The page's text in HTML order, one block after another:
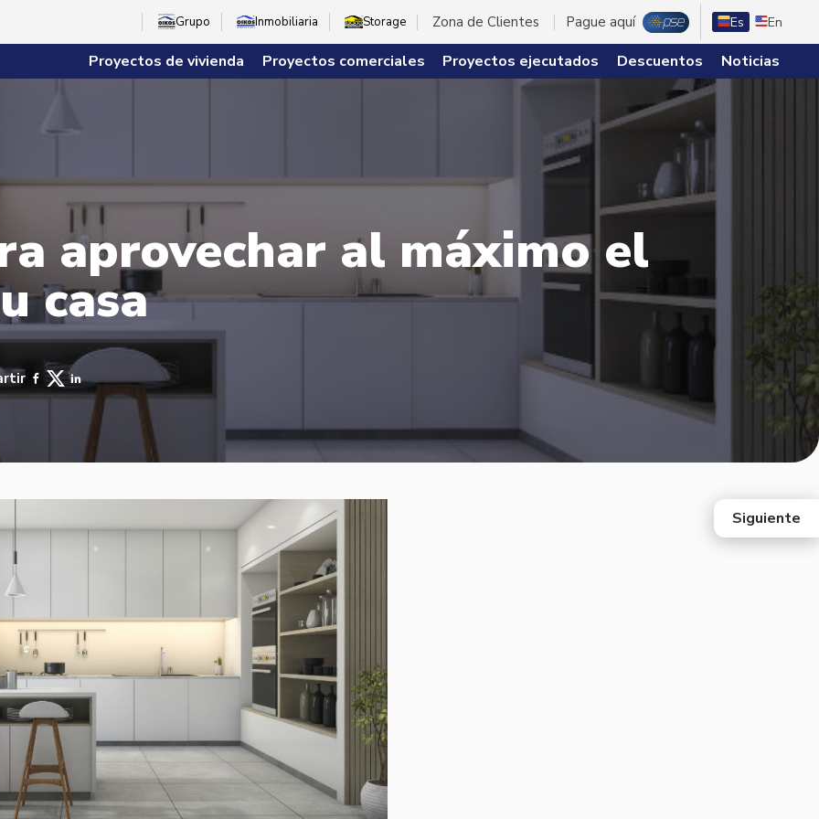
Grupo Inmobiliaria Storage Zona de Clientes Pague aquí Es En
Proyectos de vivienda Proyectos comerciales Proyectos ejecutados Descuentos Noticias
aprovechar al máximo el
casa
Siguiente